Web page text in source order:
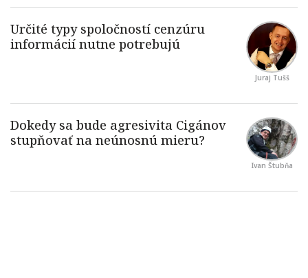
Juraj Tušš
Ivan Štubňa